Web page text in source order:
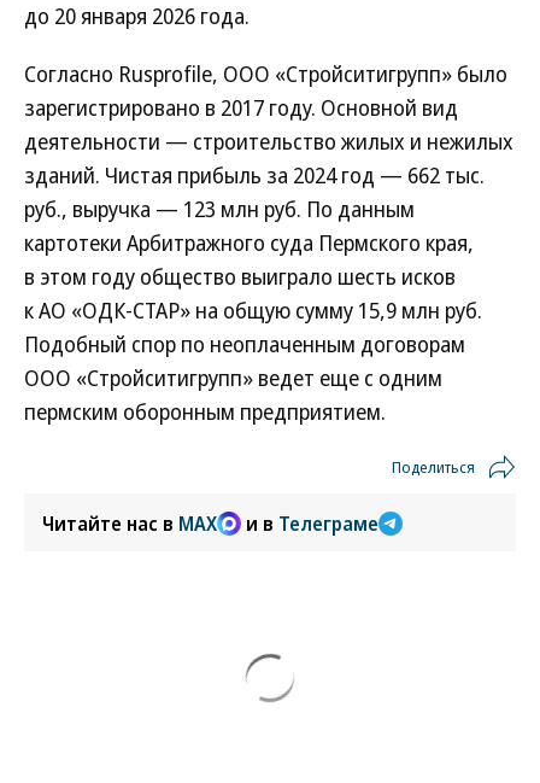
до 20 января 2026 года.
Согласно Rusprofile, ООО «Стройситигрупп» было
зарегистрировано в 2017 году. Основной вид
деятельности — строительство жилых и нежилых
зданий. Чистая прибыль за 2024 год — 662 тыс.
руб., выручка — 123 млн руб. По данным
картотеки Арбитражного суда Пермского края,
в этом году общество выиграло шесть исков
к АО «ОДК-СТАР» на общую сумму 15,9 млн руб.
Подобный спор по неоплаченным договорам
ООО «Стройситигрупп» ведет еще с одним
пермским оборонным предприятием.
Поделиться
Читайте нас в MAX и в Телеграме